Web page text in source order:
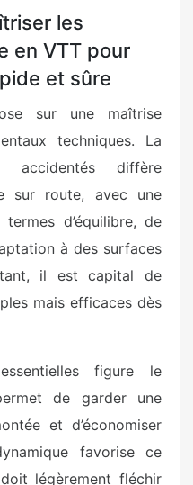
les
en VTT pour
et sûre
sur une maîtrise
techniques. La
accidentés diffère
sur route, avec une
d’équilibre, de
à des surfaces
il est capital de
mais efficaces dès
figure le
de garder une
et d’économiser
favorise ce
légèrement fléchir